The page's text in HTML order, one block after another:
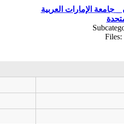
جامعة الإمارات العربية
Files: